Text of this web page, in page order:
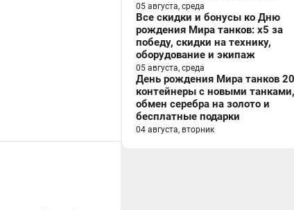
05 августа, среда
Все скидки и бонусы ко Дню
рождения Мира танков: x5 за
победу, скидки на технику,
оборудование и экипаж
05 августа, среда
День рождения Мира танков
контейнеры с новыми танками,
обмен серебра на золото и
бесплатные подарки
04 августа, вторник